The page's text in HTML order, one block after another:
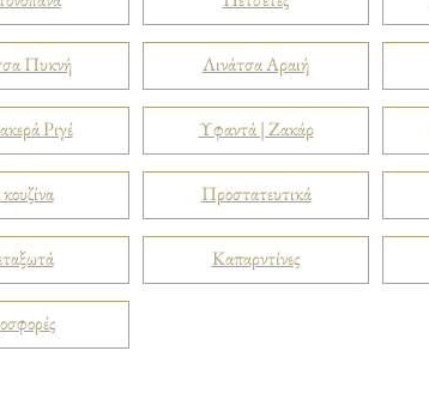
Πυκνή
Ριγέ
Λινάτσα Αραιή
Υφαντά | Ζακάρ
Προστατευτικά
Καπαρντίνες